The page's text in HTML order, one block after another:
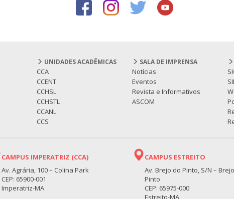
UNIDADES ACADÊMICAS
CCA
CCENT
CCHSL
CCHSTL
CCANL
CCS
SALA DE IMPRENSA
Notícias
Eventos
Revista e Informativos
ASCOM
CAMPUS IMPERATRIZ (CCA)
Av. Agrária, 100 – Colina Park
CEP: 65900-001
Imperatriz-MA
CAMPUS ESTREITO
Av. Brejo do Pinto, S/N –
Pinto
CEP: 65975-000
Estreito-MA